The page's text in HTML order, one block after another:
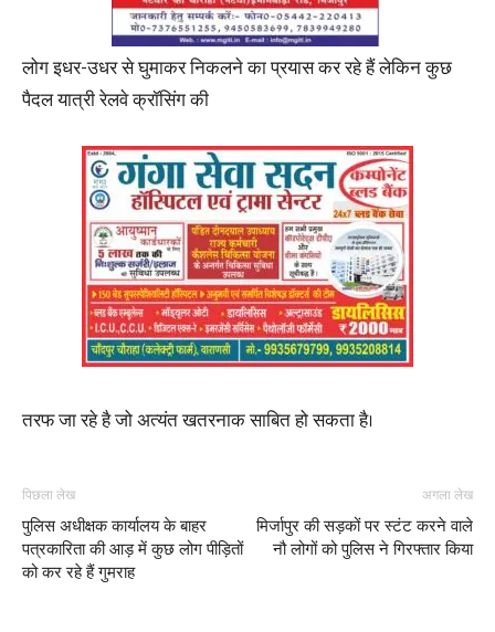
लोग इधर-उधर से घुमाकर निकलने का प्रयास कर रहे हैं लेकिन कुछ
पैदल यात्री रेलवे क्रॉसिंग की
तरफ जा रहे है जो अत्यंत खतरनाक साबित हो सकता है।
पिछला लेख
पुलिस अधीक्षक कार्यालय के बाहर
पत्रकारिता की आड़ में कुछ लोग पीड़ितों
को कर रहे हैं गुमराह
अगला लेख
मिर्जापुर की सड़कों पर स्टंट करने वाले
नौ लोगों को पुलिस ने गिरफ्तार किया